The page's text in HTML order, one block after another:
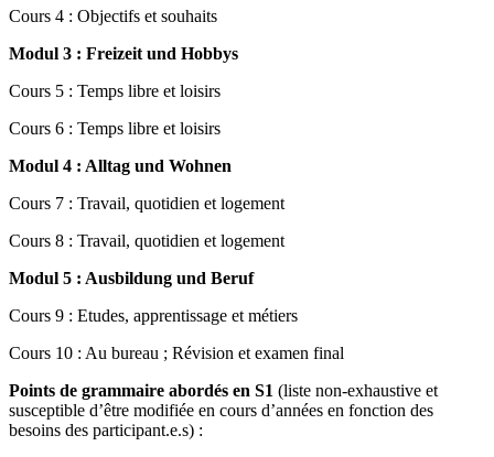
Cours 4 : Objectifs et souhaits
Modul 3 : Freizeit und Hobbys
Cours 5 : Temps libre et loisirs
Cours 6 : Temps libre et loisirs
Modul 4 : Alltag und Wohnen
Cours 7 : Travail, quotidien et logement
Cours 8 : Travail, quotidien et logement
Modul 5 : Ausbildung und Beruf
Cours 9 : Etudes, apprentissage et métiers
Cours 10 : Au bureau ; Révision et examen final
Points de grammaire abordés en S1 (liste non-exhaustive et
susceptible d’être modifiée en cours d’années en fonction des
besoins des participant.e.s) :